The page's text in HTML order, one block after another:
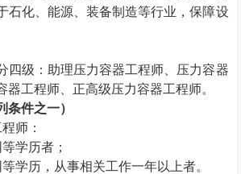
石化、能源、装备制造等行业，保障设
四级：助理压力容器工程师、压力容器
器工程师、正高级压力容器工程师。
条件之一）
师：
学历者；
学历，从事相关工作一年以上者。